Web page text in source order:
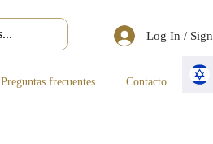
Log In /
Preguntas frecuentes Contacto